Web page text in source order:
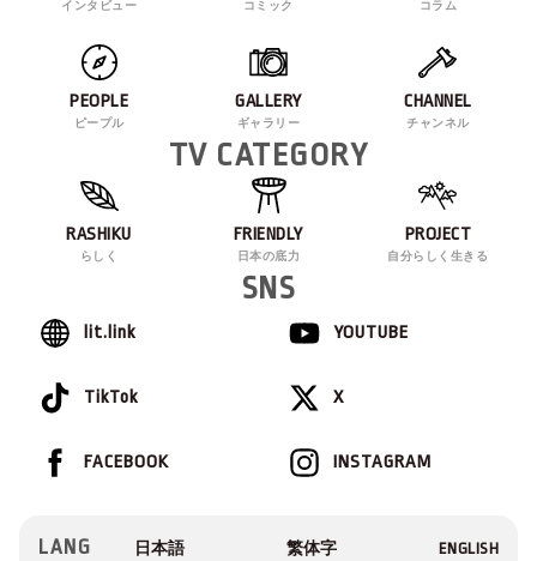
インタビュー コミック コラム
PEOPLE
ピープル
GALLERY
ギャラリー
CHANNEL
チャンネル
TV CATEGORY
RASHIKU
らしく
FRIENDLY
日本の底力
PROJECT
自分らしく生きる
SNS
lit.link YOUTUBE
TikTok X
INSTAGRAM
FACEBOOK
LANG